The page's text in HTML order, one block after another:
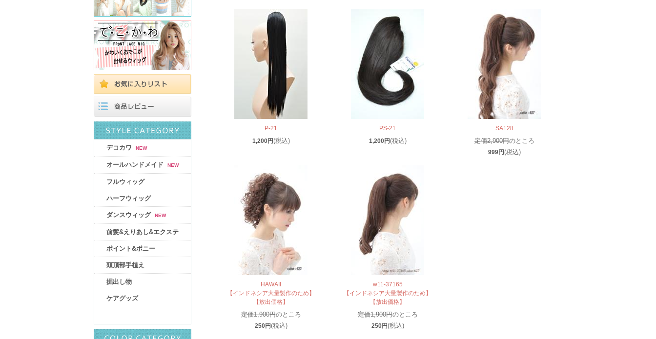
デコカワ NEW
オールハンドメイド NEW
フルウィッグ
ハーフウィッグ
ダンスウィッグ NEW
前髪&えりあし&エクステ
ポイント&ポニー
頭頂部手植え
掘出し物
ケアグッズ
P-21
1,200円(税込)
PS-21
1,200円(税込)
SA128
定価2,900円のところ
999円(税込)
HAWAII
【インドネシア大量製作のため】
【放出価格】
定価1,900円のところ
250円(税込)
w11-37165
【インドネシア大量製作のため】
【放出価格】
定価1,900円のところ
250円(税込)